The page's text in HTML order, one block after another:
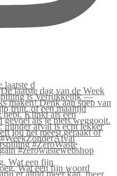
d
Wat een fijn